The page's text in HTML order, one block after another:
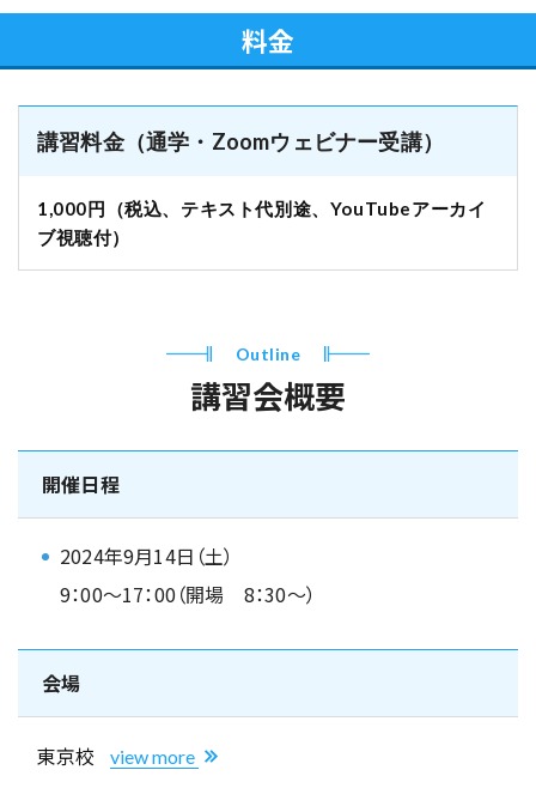
料金
講習料金（通学・Zoomウェビナー受講）
1,000円（税込、テキスト代別途、YouTubeアーカイ
ブ視聴付）
Outline
講習会概要
開催日程
2024年9月14日（土）
9：00～17：00（開場 8：30～）
会場
東京校 view more